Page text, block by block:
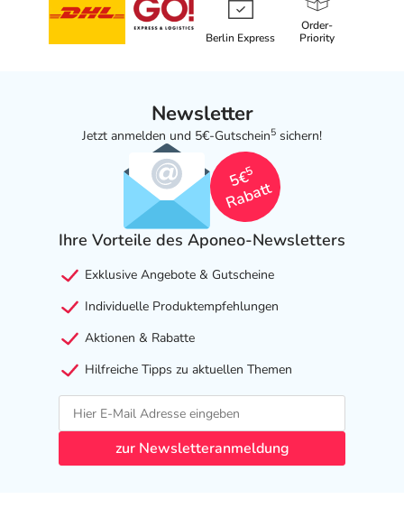
Berlin Express
Order-
Priority
Newsletter
Jetzt anmelden und 5€-Gutschein5 sichern!
5€
5
Rabatt
Ihre Vorteile des Aponeo-Newsletters
Exklusive Angebote & Gutscheine
Individuelle Produktempfehlungen
Aktionen & Rabatte
Hilfreiche Tipps zu aktuellen Themen
zur Newsletteranmeldung